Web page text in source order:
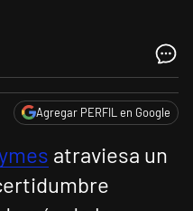
Agregar PERFIL en Google
atraviesa un